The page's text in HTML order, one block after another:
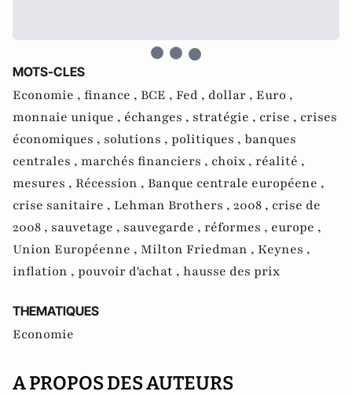
MOTS-CLES
Economie , finance , BCE , Fed , dollar , Euro ,
monnaie unique , échanges , stratégie , crise , crises
économiques , solutions , politiques , banques
centrales , marchés financiers , choix , réalité ,
mesures , Récession , Banque centrale européene ,
crise sanitaire , Lehman Brothers , 2008 , crise de
2008 , sauvetage , sauvegarde , réformes , europe ,
Union Européenne , Milton Friedman , Keynes ,
inflation , pouvoir d'achat , hausse des prix
THEMATIQUES
Economie
A PROPOS DES AUTEURS